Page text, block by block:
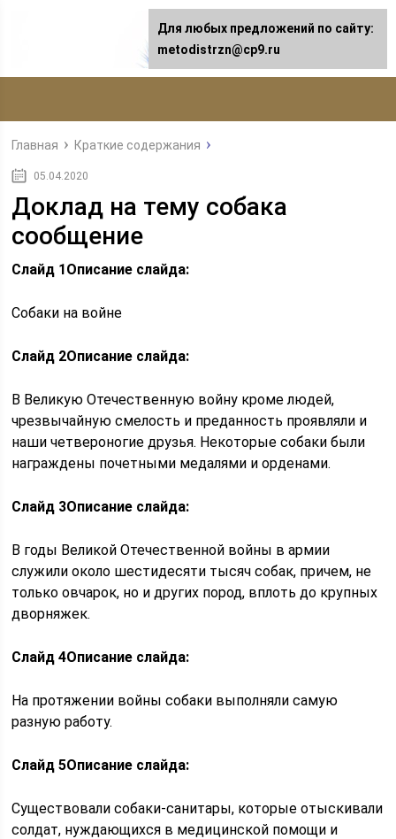
Главная Краткие содержания
05.04.2020
Доклад на тему собака
сообщение
Слайд 1Описание слайда:
Собаки на войне
Слайд 2Описание слайда:
В Великую Отечественную войну кроме людей,
чрезвычайную смелость и преданность проявляли и
наши четвероногие друзья. Некоторые собаки были
награждены почетными медалями и орденами.
Слайд 3Описание слайда:
В годы Великой Отечественной войны в армии
служили около шестидесяти тысяч собак, причем, не
только овчарок, но и других пород, вплоть до крупных
дворняжек.
Слайд 4Описание слайда:
На протяжении войны собаки выполняли самую
разную работу.
Слайд 5Описание слайда:
Существовали собаки-санитары, которые отыскивали
солдат, нуждающихся в медицинской помощи и
Для любых предложений по сайту:
metodistrzn@cp9.ru